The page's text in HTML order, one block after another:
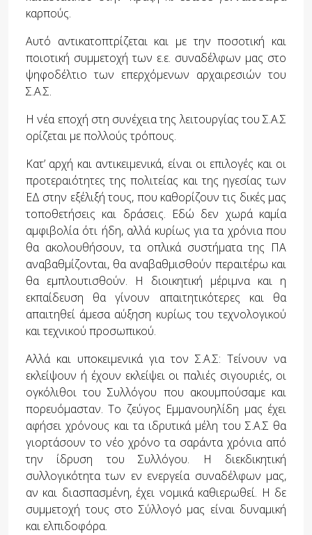
καρπούς.
Αυτό αντικατοπτρίζεται και με την ποσοτική και
ποιοτική συμμετοχή των ε.ε. συναδέλφων μας στο
ψηφοδέλτιο των επερχόμενων αρχαιρεσιών του
Σ.Α.Σ.
Η νέα εποχή στη συνέχεια της λειτουργίας του Σ.Α.Σ
ορίζεται με πολλούς τρόπους.
Κατ’ αρχή και αντικειμενικά, είναι οι επιλογές και οι
προτεραιότητες της πολιτείας και της ηγεσίας των
ΕΔ στην εξέλιξή τους, που καθορίζουν τις δικές μας
τοποθετήσεις και δράσεις. Εδώ δεν χωρά καμία
αμφιβολία ότι ήδη, αλλά κυρίως για τα χρόνια που
θα ακολουθήσουν, τα οπλικά συστήματα της ΠΑ
αναβαθμίζονται, θα αναβαθμισθούν περαιτέρω και
θα εμπλουτισθούν. Η διοικητική μέριμνα και η
εκπαίδευση θα γίνουν απαιτητικότερες και θα
απαιτηθεί άμεσα αύξηση κυρίως του τεχνολογικού
και τεχνικού προσωπικού.
Αλλά και υποκειμενικά για τον Σ.Α.Σ: Τείνουν να
εκλείψουν ή έχουν εκλείψει οι παλιές σιγουριές, οι
ογκόλιθοι του Συλλόγου που ακουμπούσαμε και
πορευόμασταν. Το ζεύγος Εμμανουηλίδη μας έχει
αφήσει χρόνους και τα ιδρυτικά μέλη του Σ.Α.Σ θα
γιορτάσουν το νέο χρόνο τα σαράντα χρόνια από
την ίδρυση του Συλλόγου. Η διεκδικητική
συλλογικότητα των εν ενεργεία συναδέλφων μας,
αν και διασπασμένη, έχει νομικά καθιερωθεί. Η δε
συμμετοχή τους στο Σύλλογό μας είναι δυναμική
και ελπιδοφόρα.